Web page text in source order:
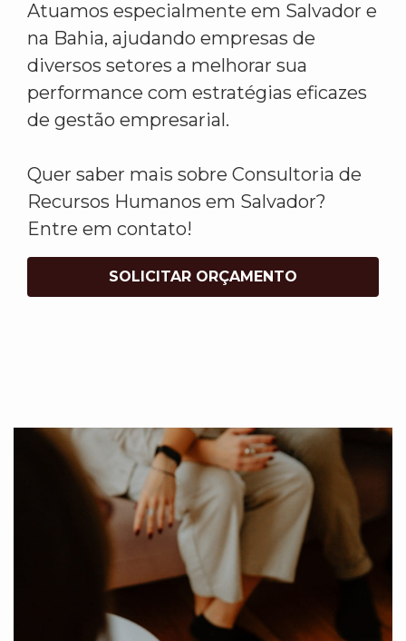
Atuamos especialmente em Salvador e
na Bahia, ajudando empresas de
diversos setores a melhorar sua
performance com estratégias eficazes
de gestão empresarial.
Quer saber mais sobre Consultoria de
Recursos Humanos em Salvador?
Entre em contato!
SOLICITAR ORÇAMENTO